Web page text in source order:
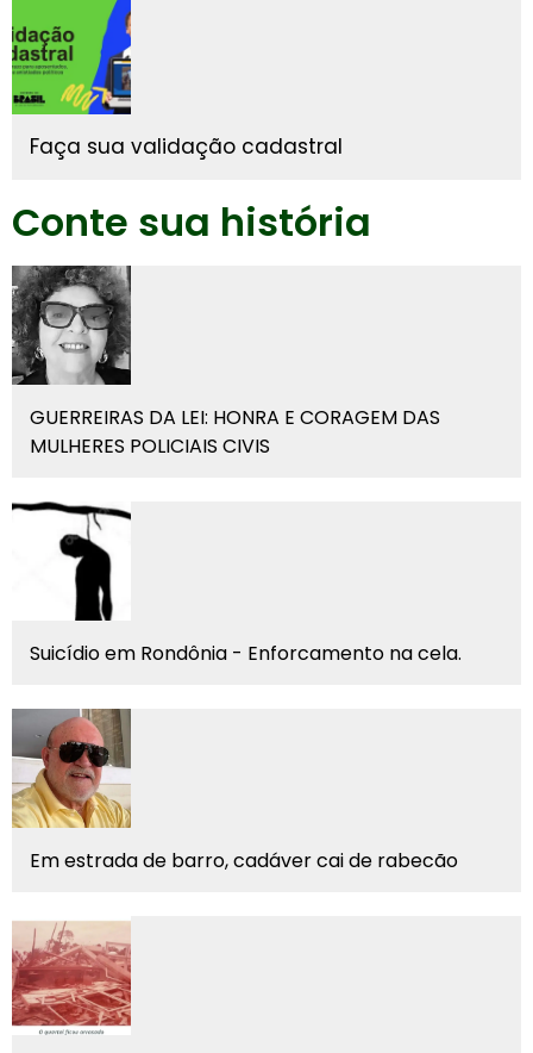
Faça sua validação cadastral
Conte sua história
GUERREIRAS DA LEI: HONRA E CORAGEM DAS
MULHERES POLICIAIS CIVIS
Suicídio em Rondônia - Enforcamento na cela.
Em estrada de barro, cadáver cai de rabecão